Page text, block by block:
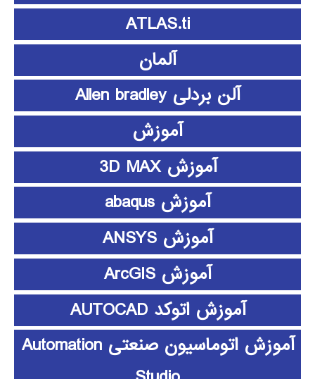
ATLAS.ti
آلمان
آلن بردلی Allen bradley
آموزش
آموزش 3D MAX
آموزش abaqus
آموزش ANSYS
آموزش ArcGIS
آموزش اتوکد AUTOCAD
آموزش اتوماسیون صنعتی Automation